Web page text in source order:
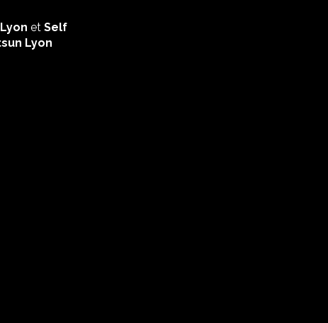
et Self
Lyon